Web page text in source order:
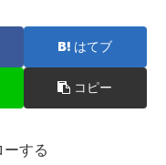
はてブ
コピー
する